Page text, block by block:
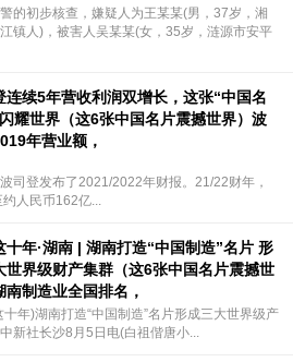
的初步核查，嫌疑人为王某某(男，37岁，湘
镇人)，被害人吴某某(女，35岁，涟源市安平
连续5年营收利润双增长，这张“中国名
耀世界（这6张中国名片震撼世界）波
年营业额，
司登发布了2021/2022年财报。21/22财年，
人民币162亿...
十年·湖南 | 湖南打造“中国制造”名片 形
世界级财产集群（这6张中国名片震撼世
南制造业全国排名，
十年)湖南打造“中国制造”名片形成三大世界级产
新社长沙8月5日电(白祖偕唐小...